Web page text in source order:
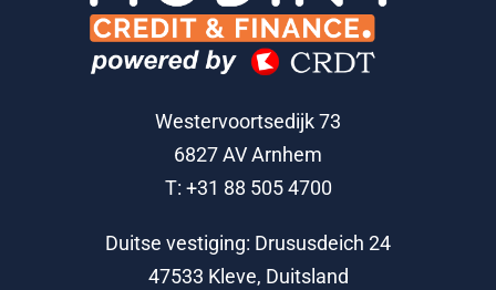
Westervoortsedijk 73
6827 AV Arnhem
T: +31 88 505 4700
Duitse vestiging: Drususdeich 24
47533 Kleve, Duitsland